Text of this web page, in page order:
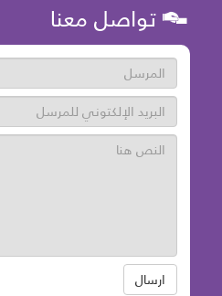
تواصل معنا
ارسال